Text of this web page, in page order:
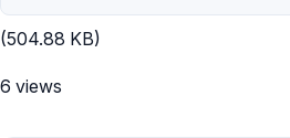
(504.88 KB)
6 views